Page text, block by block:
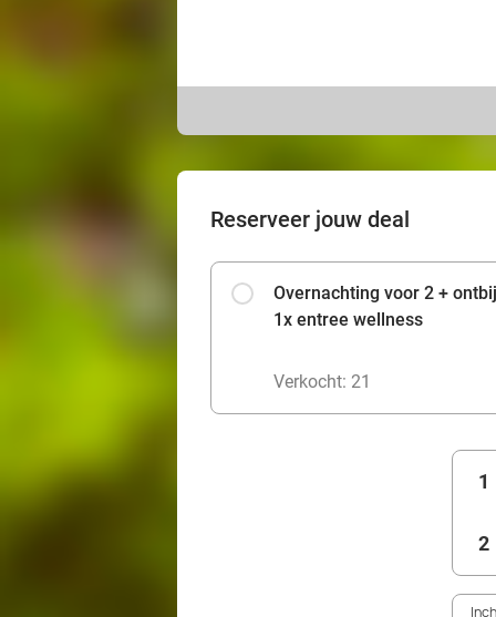
Reserveer jouw deal
Overnachting voor 2 +
1x entree wellness
Verkocht: 21
1
2